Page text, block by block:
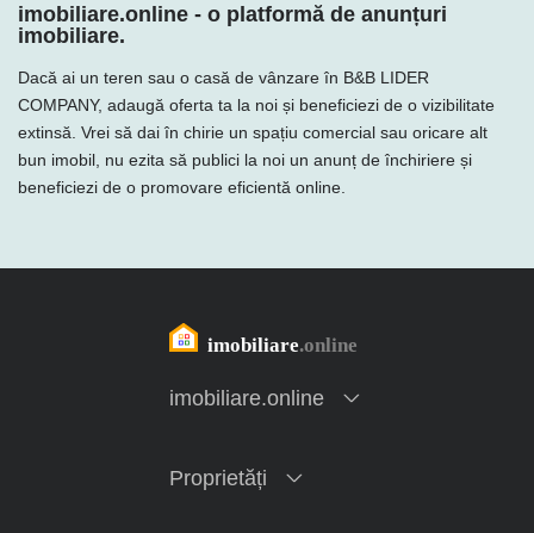
imobiliare.online - o platformă de anunțuri
imobiliare.
Dacă ai un teren sau o casă de vânzare în B&B LIDER
COMPANY, adaugă oferta ta la noi și beneficiezi de o vizibilitate
extinsă. Vrei să dai în chirie un spațiu comercial sau oricare alt
bun imobil, nu ezita să publici la noi un anunț de închiriere și
beneficiezi de o promovare eficientă online.
imobiliare.online
Proprietăți